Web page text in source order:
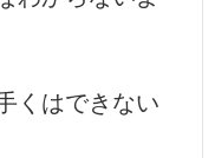
くはできない